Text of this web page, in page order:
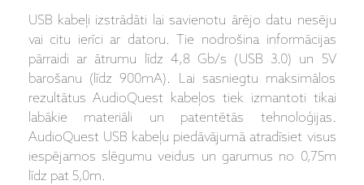
USB kabeļi izstrādāti lai savienotu ārējo datu nesēju
vai citu ierīci ar datoru. Tie nodrošina informācijas
pārraidi ar ātrumu līdz 4,8 Gb/s (USB 3.0) un 5V
barošanu (līdz 900mA). Lai sasniegtu maksimālos
rezultātus AudioQuest kabeļos tiek izmantoti tikai
labākie materiāli un patentētās tehnoloģijas.
AudioQuest USB kabeļu piedāvājumā atradīsiet visus
iespējamos slēgumu veidus un garumus no 0,75m
līdz pat 5,0m.